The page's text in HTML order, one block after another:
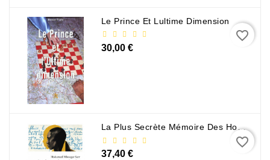
Scolaire
Pratique
Loisirs
Contactez-
Nous
Le Prince Et Lultime Dimension
30,00 €
favorite_border
La Plus Secrète Mémoire Des Hommes - Mohamed Mbougar Sarr
37,40 €
favorite_border